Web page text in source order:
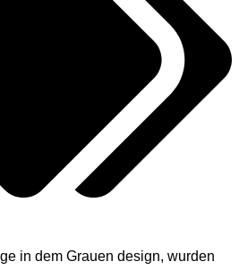
in dem Grauen design, wurden